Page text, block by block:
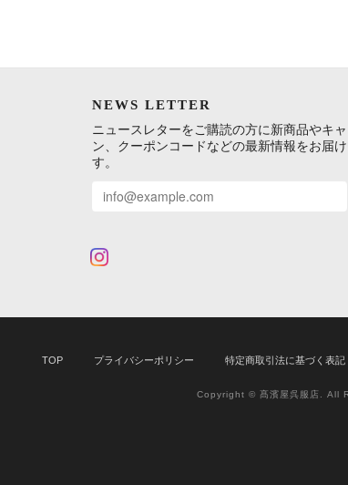
NEWS LETTER
ニュースレターをご購読の方に新商品やキ
ン、クーポンコードなどの最新情報をお届
す。
TOP プライバシーポリシー 特定商取引法に基づく表記
Copyright © 髙濱屋呉服店. All